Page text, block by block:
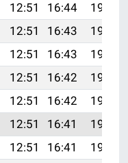
12:51 16:44
19:59
12:51 16:43
19:58
12:51 16:43
19:56
12:51 16:42
19:55
12:51 16:42
19:54
12:51 16:41
19:53
12:51 16:41
19:51